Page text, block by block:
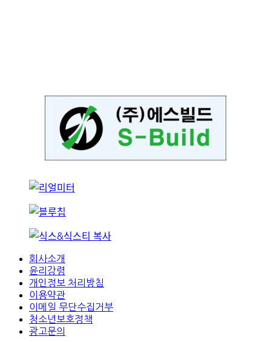
회사소개
윤리강령
개인정보 처리방침
이용약관
이메일 무단수집거부
청소년보호정책
광고문의